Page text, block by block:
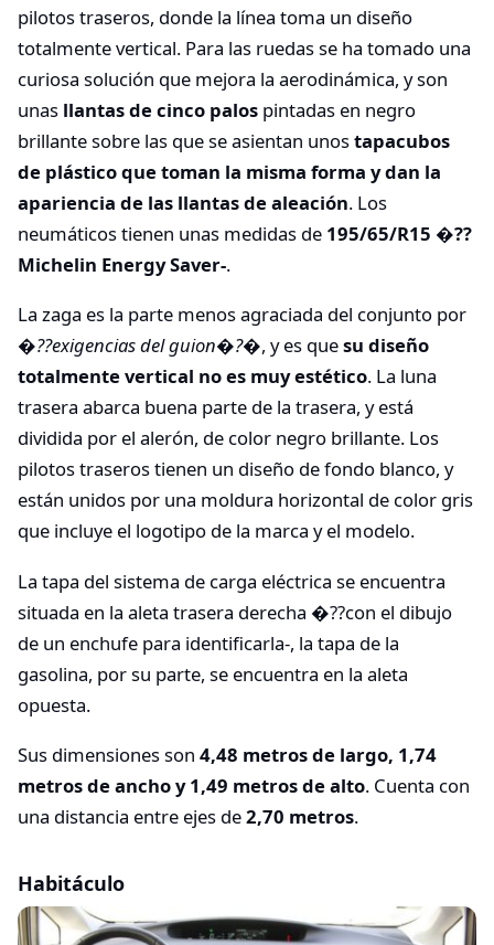
pilotos traseros, donde la línea toma un diseño
totalmente vertical. Para las ruedas se ha tomado una
curiosa solución que mejora la aerodinámica, y son
unas llantas de cinco palos pintadas en negro
brillante sobre las que se asientan unostapacubos
de plástico que toman la misma forma y dan la
apariencia de las llantas de aleación. Los
neumáticos tienen unas medidas de 195/65/R15 �??
Michelin Energy Saver-.
La zaga es la parte menos agraciada del conjunto por
�??exigencias del guion�?�, y es quesu diseño
totalmente vertical no es muy estético. La luna
trasera abarca buena parte de la trasera, y está
dividida por el alerón, de color negro brillante. Los
pilotos traseros tienen un diseño de fondo blanco, y
están unidos por una moldura horizontal de color gris
que incluye el logotipo de la marca y el modelo.
La tapa del sistema de carga eléctrica se encuentra
situada en la aleta trasera derecha �??con el dibujo
de un enchufe para identificarla-, la tapa de la
gasolina, por su parte, se encuentra en la aleta
opuesta.
Sus dimensiones son 4,48 metros de largo, 1,74
metros de ancho y 1,49 metros de alto. Cuenta con
una distancia entre ejes de2,70 metros.
Habitáculo